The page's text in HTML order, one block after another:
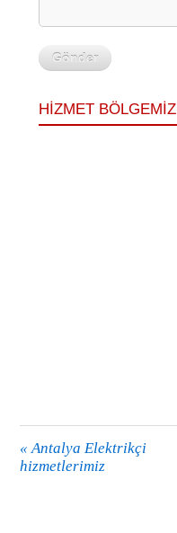
Gönder
HİZMET BÖLGEMİZ
«Antalya Elektrikçi
hizmetlerimiz